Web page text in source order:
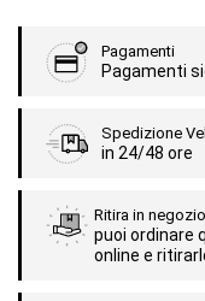
Pagamenti
Pagamenti
Spedizione
in 24/48 ore
Ritira in negozio
puoi ordinare
online e